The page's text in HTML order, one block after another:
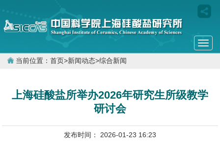
当前位置： 首页>新闻动态>综合新闻
上海硅酸盐所举办2026年研究生所级教学
研讨会
发布时间： 2026-01-23 16:23